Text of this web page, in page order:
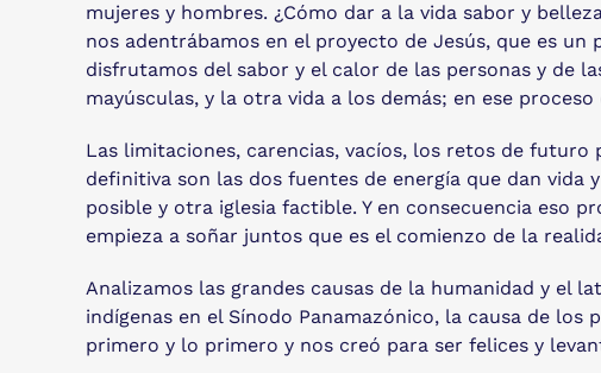
mujeres y hombres. ¿Cómo dar a la vida sabor y
nos adentrábamos en el proyecto de Jesús, que es
disfrutamos del sabor y el calor de las personas y de
mayúsculas, y la otra vida a los demás; en ese
Las limitaciones, carencias, vacíos, los retos de
definitiva son las dos fuentes de energía que dan
posible y otra iglesia factible. Y en consecuencia eso
empieza a soñar juntos que es el comienzo de la
Analizamos las grandes causas de la humanidad y el
indígenas en el Sínodo Panamazónico, la causa de
primero y lo primero y nos creó para ser felices y